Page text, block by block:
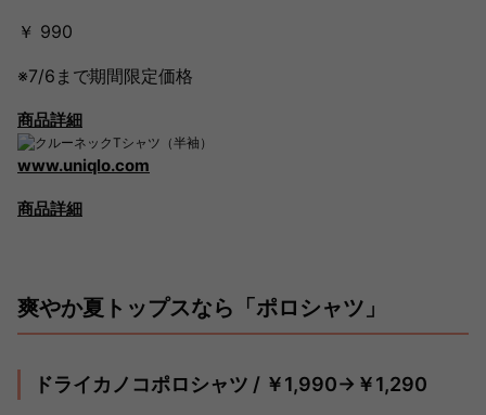
￥ 990
※7/6まで期間限定価格
商品詳細
www.uniqlo.com
商品詳細
爽やか夏トップスなら「ポロシャツ」
ドライカノコポロシャツ / ￥1,990→￥1,290